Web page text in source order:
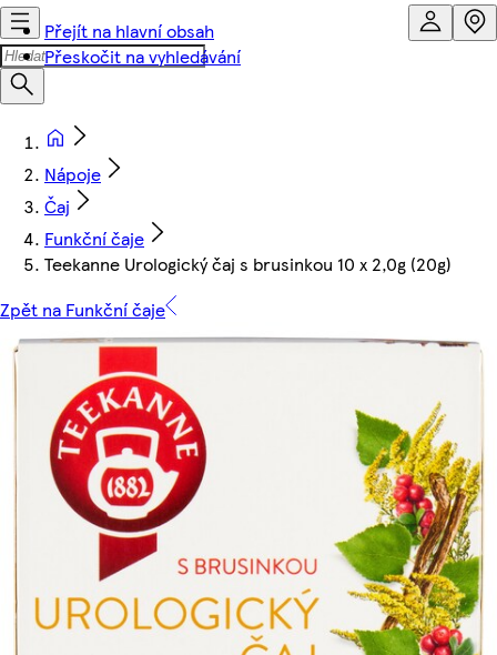
Přejít na hlavní obsah
Přeskočit na vyhledávání
Nápoje
Čaj
Funkční čaje
Teekanne Urologický čaj s brusinkou 10 x 2,0g (20g)
Zpět na Funkční čaje